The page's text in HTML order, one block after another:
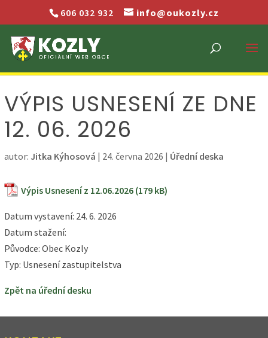
606 032 932 info@oukozly.cz
VÝPIS USNESENÍ ZE DNE
12. 06. 2026
autor: Jitka Kýhosová | 24. června 2026 | Úřední deska
Výpis Usnesení z 12.06.2026
Datum vystavení: 24. 6. 2026
Datum stažení:
Původce: Obec Kozly
Typ: Usnesení zastupitelstva
Zpět na úřední desku